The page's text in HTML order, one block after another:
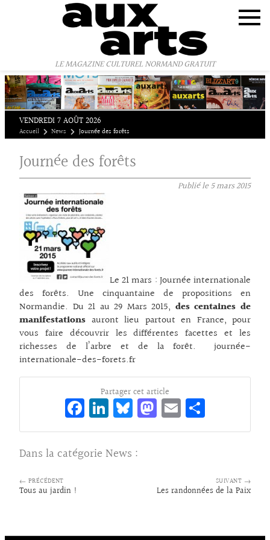
LE MAGAZINE CULTUREL NORMAND GRATUIT
VENDREDI 7 AOÛT 2026
Accueil News Journée des forêts
Journée des forêts
Publié le5 mars 2015
Le 21 mars : Journée internationale
des forêts. Une cinquantaine de propositions en
Normandie. Du 21 au 29 Mars 2015, des centaines de
manifestations auront lieu partout en France, pour
vous faire découvrir les différentes facettes et les
richesses de l’arbre et de la forêt. journée-
internationale-des-forets.fr
Partager cet article
Fa
ce
bo
o
Li
n
ke
dI
Bl
ue
sk
M
as
o
E
m rt
Dans la catégorie News :
← PRÉCÉDENT
Tous au jardin !
SUIVANT →
Les randonnées de la Paix
Panneau de gestion des cookies